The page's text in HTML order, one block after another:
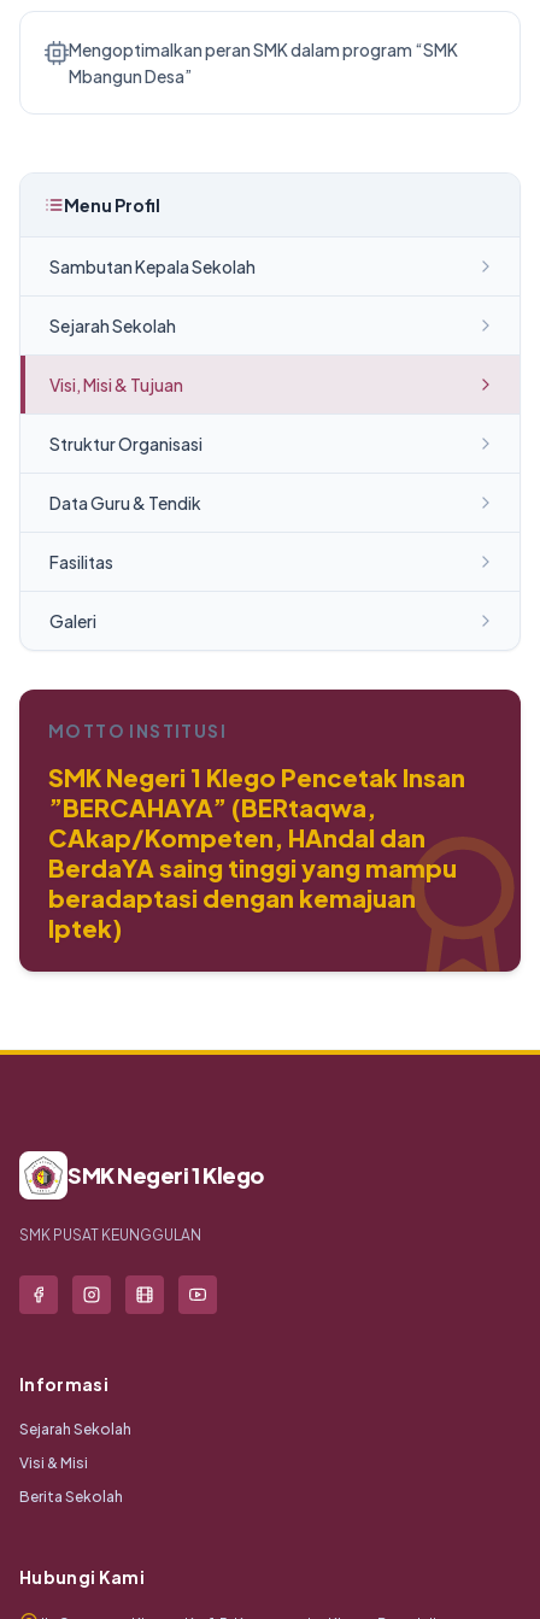
Mengoptimalkan peran SMK dalam program “SMK
Mbangun Desa”
Menu Profil
Sambutan Kepala Sekolah
Sejarah Sekolah
Visi, Misi & Tujuan
Struktur Organisasi
Data Guru & Tendik
Fasilitas
Galeri
MOTTO INSTITUSI
SMK Negeri 1 Klego Pencetak Insan
”BERCAHAYA” (BERtaqwa,
CAkap/Kompeten, HAndal dan
BerdaYA saing tinggi yang mampu
beradaptasi dengan kemajuan
Iptek)
SMK Negeri 1 Klego
SMK PUSAT KEUNGGULAN
Informasi
Sejarah Sekolah
Visi & Misi
Berita Sekolah
Hubungi Kami